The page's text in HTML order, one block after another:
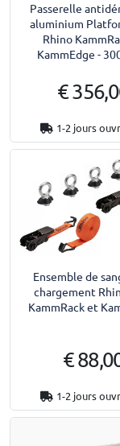
Passerelle
aluminium
Rhino
KammEdge -
€
1-2 jours
Ensemble de
chargement
KammRack et
€
1-2 jours